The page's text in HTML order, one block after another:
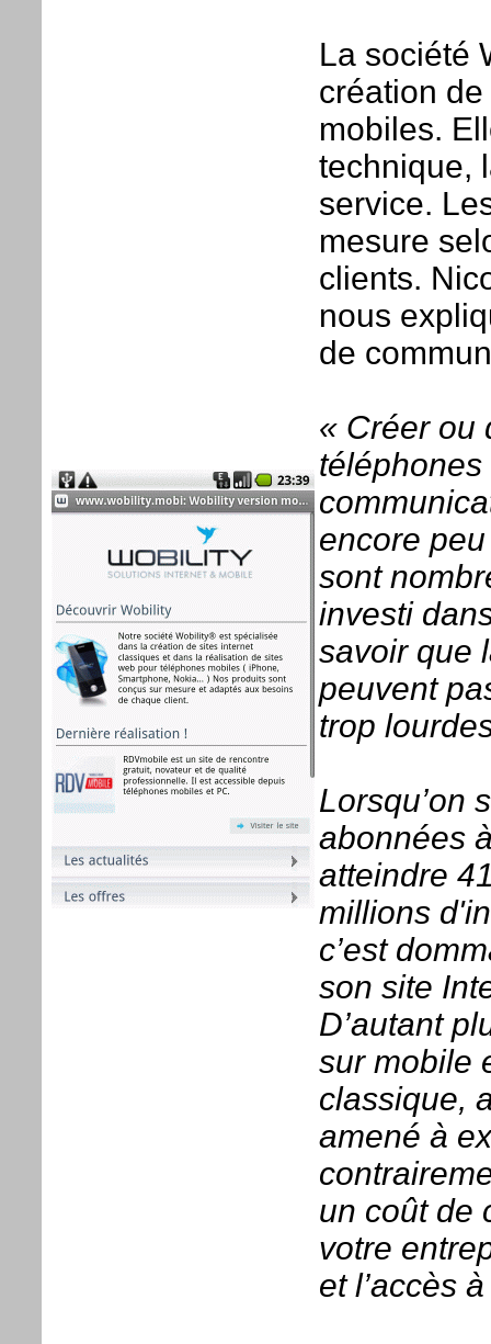
La société
création
mobiles.
technique,
service.
mesure
clients.
nous
de
« Créer ou
encore
sont
investi
savoir que
peuvent
trop
Lorsqu’on
abonnées
atteindre
millions
c’est
son site
D’autant
sur mobile
classique,
amené à
un coût de
votre
et l’accès